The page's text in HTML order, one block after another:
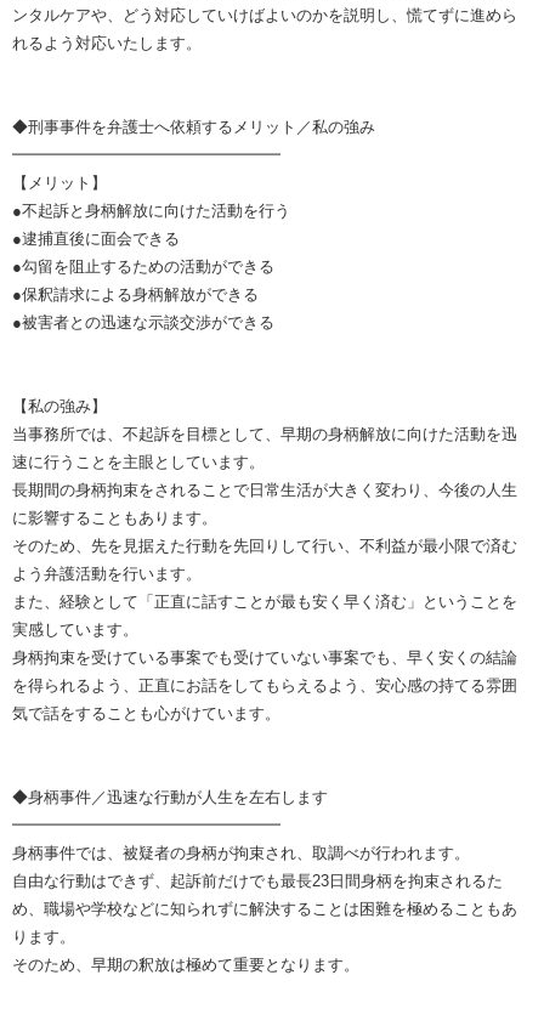
ンタルケアや、どう対応していけばよいのかを説明し、慌てずに進めら
れるよう対応いたします。
◆刑事事件を弁護士へ依頼するメリット／私の強み
━━━━━━━━━━━━━━━━━
【メリット】
●不起訴と身柄解放に向けた活動を行う
●逮捕直後に面会できる
●勾留を阻止するための活動ができる
●保釈請求による身柄解放ができる
●被害者との迅速な示談交渉ができる
【私の強み】
当事務所では、不起訴を目標として、早期の身柄解放に向けた活動を迅
速に行うことを主眼としています。
長期間の身柄拘束をされることで日常生活が大きく変わり、今後の人生
に影響することもあります。
そのため、先を見据えた行動を先回りして行い、不利益が最小限で済む
よう弁護活動を行います。
また、経験として「正直に話すことが最も安く早く済む」ということを
実感しています。
身柄拘束を受けている事案でも受けていない事案でも、早く安くの結論
を得られるよう、正直にお話をしてもらえるよう、安心感の持てる雰囲
気で話をすることも心がけています。
◆身柄事件／迅速な行動が人生を左右します
━━━━━━━━━━━━━━━━━
身柄事件では、被疑者の身柄が拘束され、取調べが行われます。
自由な行動はできず、起訴前だけでも最長23日間身柄を拘束されるた
め、職場や学校などに知られずに解決することは困難を極めることもあ
ります。
そのため、早期の釈放は極めて重要となります。